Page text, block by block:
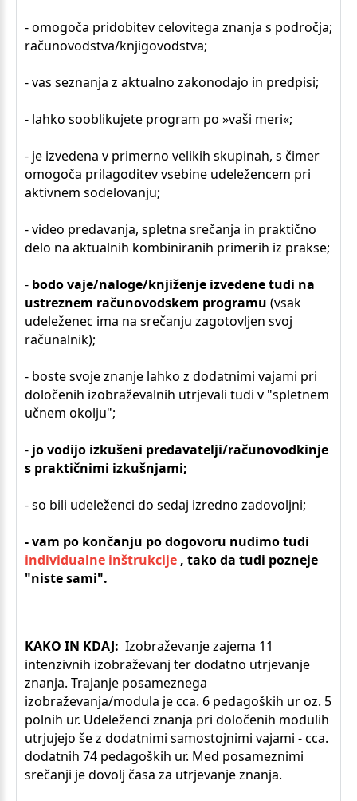
- omogoča pridobitev celovitega znanja s področja;
računovodstva/knjigovodstva;
- vas seznanja z aktualno zakonodajo in predpisi;
- lahko sooblikujete program po »vaši meri«;
- je izvedena v primerno velikih skupinah, s čimer
omogoča prilagoditev vsebine udeležencem pri
aktivnem sodelovanju;
- video predavanja, spletna srečanja in praktično
delo na aktualnih kombiniranih primerih iz prakse;
- bodo vaje/naloge/knjiženje izvedene tudi na
ustreznem računovodskem programu (vsak
udeleženec ima na srečanju zagotovljen svoj
računalnik);
- boste svoje znanje lahko z dodatnimi vajami pri
določenih izobraževalnih utrjevali tudi v "spletnem
učnem okolju";
- jo vodijo izkušeni predavatelji/računovodkinje
s praktičnimi izkušnjami;
- so bili udeleženci do sedaj izredno zadovoljni;
- vam po končanju po dogovoru nudimo tudi
individualne inštrukcije , tako da tudi pozneje
"niste sami".
KAKO IN KDAJ: Izobraževanje zajema 11
intenzivnih izobraževanj ter dodatno utrjevanje
znanja. Trajanje posameznega
izobraževanja/modula je cca. 6 pedagoških ur oz. 5
polnih ur. Udeleženci znanja pri določenih modulih
utrjujejo še z dodatnimi samostojnimi vajami - cca.
dodatnih 74 pedagoških ur. Med posameznimi
srečanji je dovolj časa za utrjevanje znanja.